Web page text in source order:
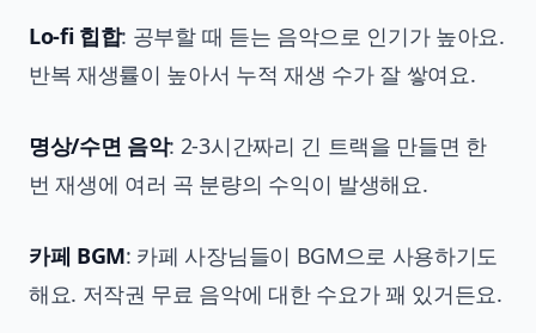
Lo-fi 힙합: 공부할 때 듣는 음악으로 인기가 높아요.
반복 재생률이 높아서 누적 재생 수가 잘 쌓여요.
명상/수면 음악: 2-3시간짜리 긴 트랙을 만들면 한
번 재생에 여러 곡 분량의 수익이 발생해요.
카페 BGM: 카페 사장님들이 BGM으로 사용하기도
해요. 저작권 무료 음악에 대한 수요가 꽤 있거든요.